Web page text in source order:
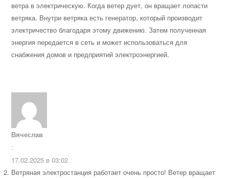
ветра в электрическую. Когда ветер дует, он вращает лопасти
ветряка. Внутри ветряка есть генератор, который производит
электричество благодаря этому движению. Затем полученная
энергия передается в сеть и может использоваться для
снабжения домов и предприятий электроэнергией.
Вячеслав
:
17.02.2025 в 03:02
Ветряная электростанция работает очень просто! Ветер вращает